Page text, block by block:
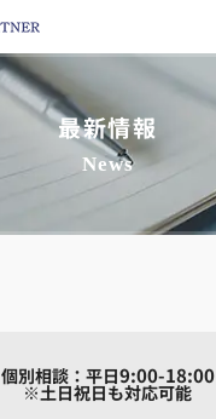
最新情報
News
個別相談：平日9:00-18:00
※土日祝日も対応可能